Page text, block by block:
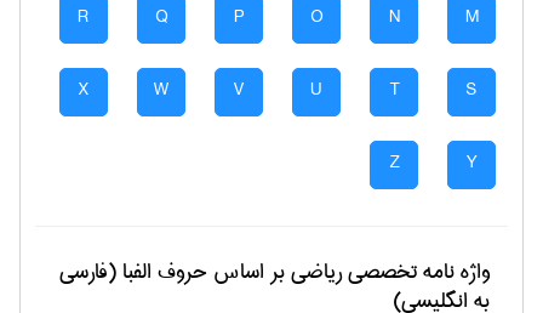
M
N
O
P
Q
R
S
T
U
V
W
X
Y
Z
واژه نامه تخصصیرياضیبر اساس حروف الفبا (فارسی
به انگلیسی)